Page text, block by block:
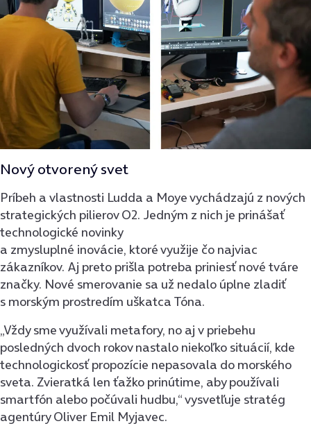
Nový otvorený svet
Príbeh a vlastnosti Ludda a Moye vychádzajú z nových
strategických pilierov O2. Jedným z nich je prinášať
technologické novinky
a zmysluplné inovácie, ktoré využije čo najviac
zákazníkov. Aj preto prišla potreba priniesť nové tváre
značky. Nové smerovanie sa už nedalo úplne zladiť
s morským prostredím uškatca Tóna.
„Vždy sme využívali metafory, no aj v priebehu
posledných dvoch rokov nastalo niekoľko situácií, kde
technologickosť propozície nepasovala do morského
sveta. Zvieratká len ťažko prinútime, aby používali
smartfón alebo počúvali hudbu,“ vysvetľuje stratég
agentúry Oliver Emil Myjavec.